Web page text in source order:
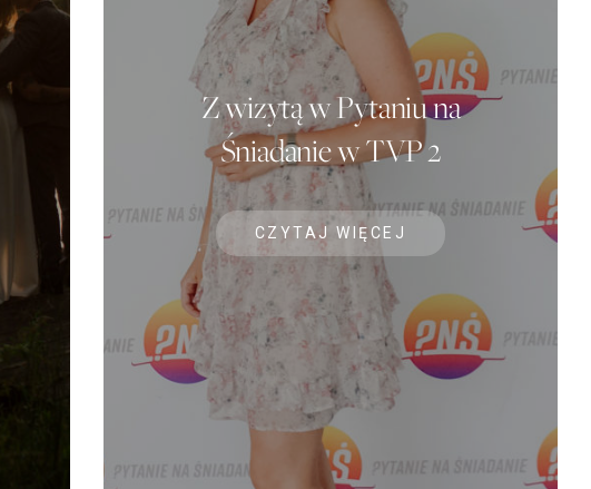
Z wizytą w Pytaniu na
Śniadanie w TVP 2
CZYTAJ WIĘCEJ